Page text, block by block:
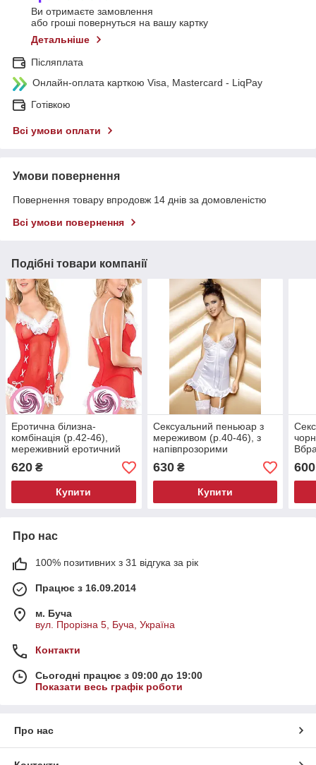
Ви отримаєте замовлення
або гроші повернуться на вашу картку
Детальніше
Післяплата
Онлайн-оплата карткою Visa, Mastercard - LiqPay
Готівкою
Всі умови оплати
Умови повернення
Повернення товару впродовж 14 днів за домовленістю
Всі умови повернення
Подібні товари компанії
Еротична білизна-
комбінація (р.42-46),
мереживний еротичний
костюм, вбрання для ігор,
боді, корсаж,155
620 ₴
Купити
Сексуальний пеньюар з
мереживом (р.40-46), з
напівпрозорими
вставками, білий 860
630₴
Купити
600
Про нас
100% позитивних з 31 відгука за рік
Працює з 16.09.2014
м. Буча
вул. Прорізна 5, Буча, Україна
Контакти
Сьогодні працює з 09:00 до 19:00
Показати весь графік роботи
Про нас